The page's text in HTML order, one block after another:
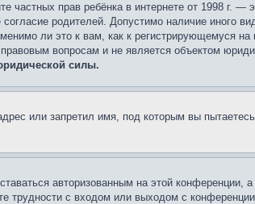
частных прав ребёнка в интернете от 1998 г.
родителей. Допустимо наличие иного
ли это к вам, как к регистрирующемуся
вопросам и не является объектом
силы.
или запретил имя, под которым вы
авторизованным на этой
трудности с входом или выходом с